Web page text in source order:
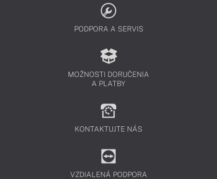
PODPORA A SERVIS
MOŽNOSTI DORUČENIA
A PLATBY
KONTAKTUJTE NÁS
VZDIALENÁ PODPORA